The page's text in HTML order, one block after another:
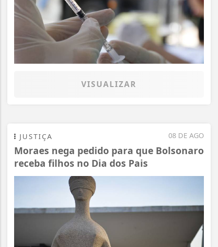
VISUALIZAR
08 DE AGO
JUSTIÇA
Moraes nega pedido para que Bolsonaro
receba filhos no Dia dos Pais